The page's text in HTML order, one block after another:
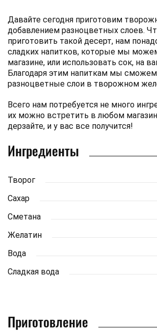
Давайте сегодня приготовим
добавлением разноцветных слоев.
приготовить такой десерт, нам
сладких напитков, которые мы
магазине, или использовать сок, на
Благодаря этим напиткам мы сможем
разноцветные слои в творожном
Всего нам потребуется не много
их можно встретить в любом
дерзайте, и у вас все получится!
Ингредиенты
Творог
Сахар
Сметана
Желатин
Вода
Сладкая вода
Приготовление